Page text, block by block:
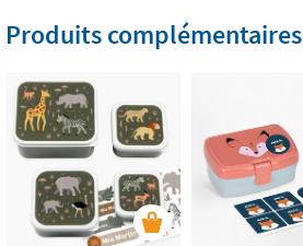
Produits complémentaires